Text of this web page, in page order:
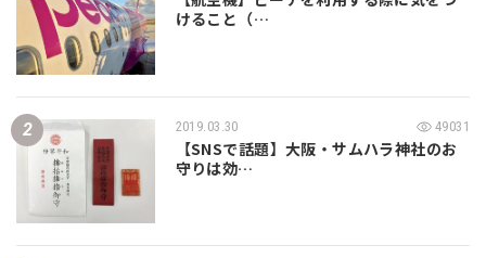
けること（…
2019.03.30 49031
【SNSで話題】大阪・サムハラ神社のお
守りは効…